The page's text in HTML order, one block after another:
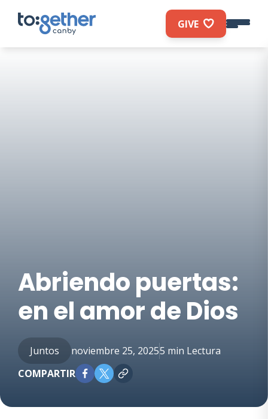
GIVE
Abriendo puertas:
en el amor de Dios
Juntos noviembre 25, 20255 min Lectura
COMPARTIR